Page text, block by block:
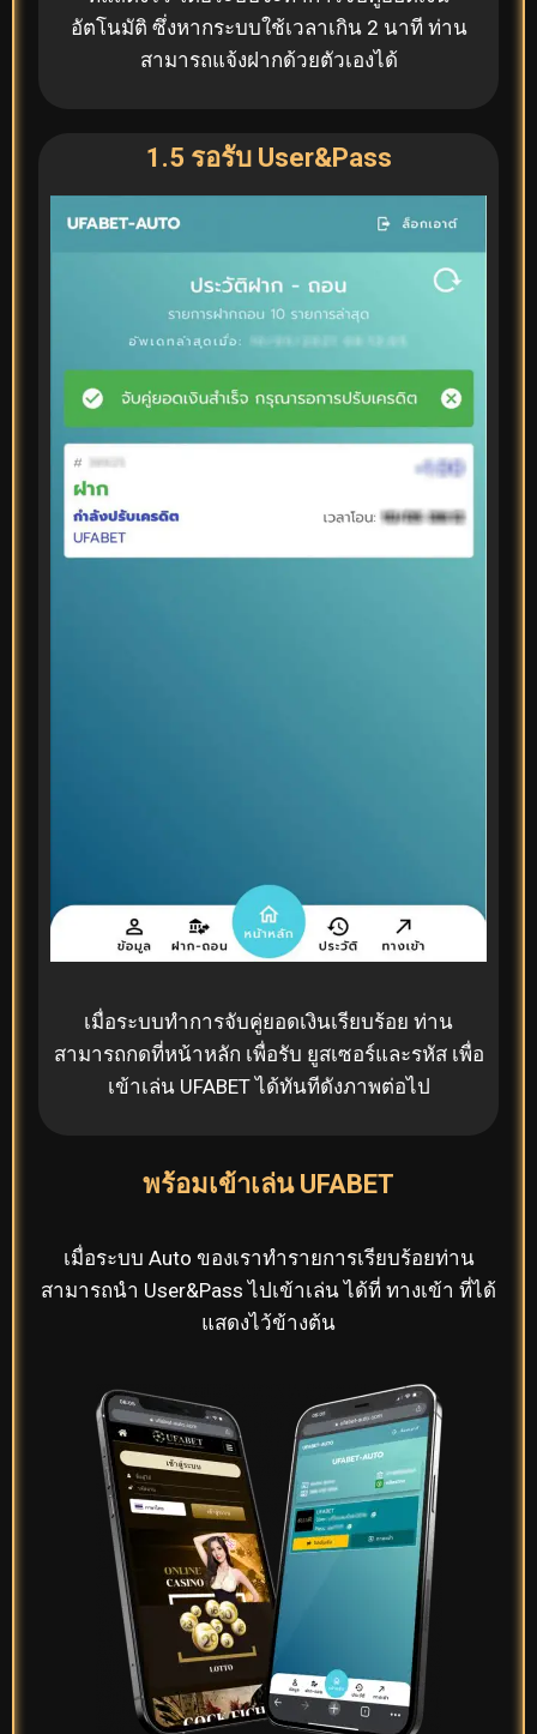
อัตโนมัติ ซึ่งหากระบบใช้เวลาเกิน 2 นาที ท่าน
สามารถแจ้งฝากด้วยตัวเองได้
1.5 รอรับ User&Pass
เมื่อระบบทำการจับคู่ยอดเงินเรียบร้อย ท่าน
สามารถกดที่หน้าหลัก เพื่อรับ ยูสเซอร์และรหัส เพื่อ
เข้าเล่น UFABET ได้ทันทีดังภาพต่อไป
พร้อมเข้าเล่น UFABET
เมื่อระบบ Auto ของเราทำรายการเรียบร้อยท่าน
สามารถนำ User&Pass ไปเข้าเล่น ได้ที่ ทางเข้า ที่ได้
แสดงไว้ข้างต้น